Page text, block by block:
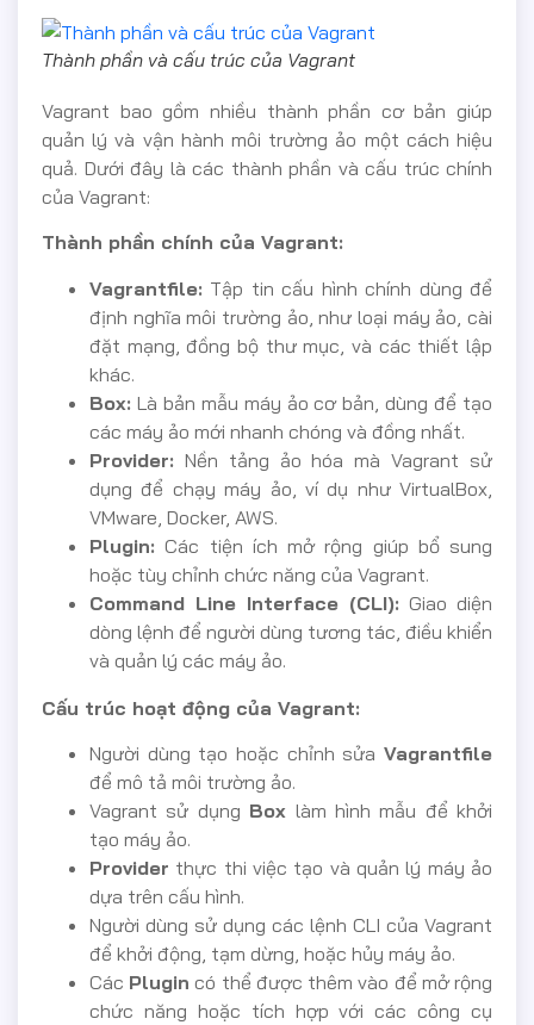
Thành phần và cấu trúc của Vagrant
Vagrant bao gồm nhiều thành phần cơ bản giúp
quản lý và vận hành môi trường ảo một cách hiệu
quả. Dưới đây là các thành phần và cấu trúc chính
của Vagrant:
Thành phần chính của Vagrant:
Vagrantfile: Tập tin cấu hình chính dùng để
định nghĩa môi trường ảo, như loại máy ảo, cài
đặt mạng, đồng bộ thư mục, và các thiết lập
khác.
Box: Là bản mẫu máy ảo cơ bản, dùng để tạo
các máy ảo mới nhanh chóng và đồng nhất.
Provider: Nền tảng ảo hóa mà Vagrant sử
dụng để chạy máy ảo, ví dụ như VirtualBox,
VMware, Docker, AWS.
Plugin: Các tiện ích mở rộng giúp bổ sung
hoặc tùy chỉnh chức năng của Vagrant.
Command Line Interface (CLI): Giao diện
dòng lệnh để người dùng tương tác, điều khiển
và quản lý các máy ảo.
Cấu trúc hoạt động của Vagrant:
Người dùng tạo hoặc chỉnh sửa Vagrantfile
để mô tả môi trường ảo.
Vagrant sử dụng Box làm hình mẫu để khởi
tạo máy ảo.
Provider thực thi việc tạo và quản lý máy ảo
dựa trên cấu hình.
Người dùng sử dụng các lệnh CLI của Vagrant
để khởi động, tạm dừng, hoặc hủy máy ảo.
Các Plugin có thể được thêm vào để mở rộng
chức năng hoặc tích hợp với các công cụ